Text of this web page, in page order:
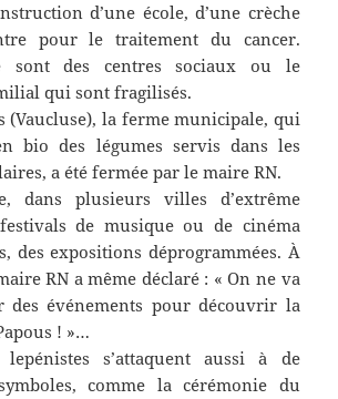
d’une école, d’une crèche
pour le traitement du cancer.
sont des centres sociaux ou le
qui sont fragilisés.
(Vaucluse), la ferme municipale, qui
bio des légumes servis dans les
a été fermée par le maire RN.
dans plusieurs villes d’extrême
de musique ou de cinéma
des expositions déprogrammées. À
RN a même déclaré : « On ne va
des événements pour découvrir la
! »…
s’attaquent aussi à de
comme la cérémonie du